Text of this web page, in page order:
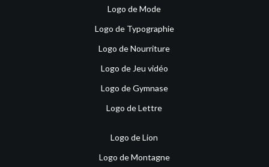
Logo de Mode
Logo de Typographie
Logo de Nourriture
Logo de Jeu vidéo
Logo de Gymnase
Logo de Lettre
Logo de Lion
Logo de Montagne